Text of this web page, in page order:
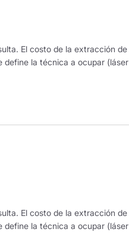
El costo de la extracción
la técnica a ocupar
El costo de la extracción
la técnica a ocupar